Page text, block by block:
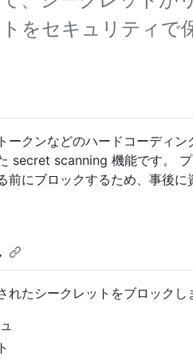
をセキュリティで
ークンなどのハードコーディ
secret scanning 機能です。
前にブロックするため、事後に
たシークレットをブロックし